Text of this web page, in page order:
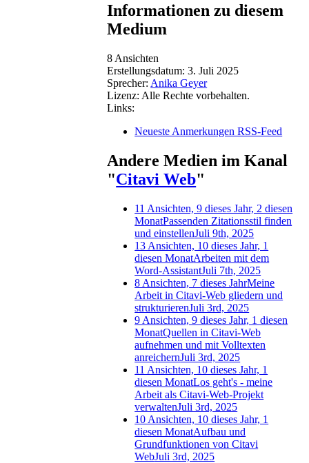
Informationen zu diesem
Medium
8 Ansichten
Erstellungsdatum: 3. Juli 2025
Sprecher: Anika Geyer
Lizenz: Alle Rechte vorbehalten.
Links:
Neueste Anmerkungen RSS-Feed
Andere Medien im Kanal
"Citavi Web"
11 Ansichten, 9 dieses Jahr, 2 diesen
MonatPassenden Zitationsstil finden
und einstellenJuli 9th, 2025
13 Ansichten, 10 dieses Jahr, 1
diesen MonatArbeiten mit dem
Word-AssistantJuli 7th, 2025
8 Ansichten, 7 dieses JahrMeine
Arbeit in Citavi-Web gliedern und
strukturierenJuli 3rd, 2025
9 Ansichten, 9 dieses Jahr, 1 diesen
MonatQuellen in Citavi-Web
aufnehmen und mit Volltexten
anreichernJuli 3rd, 2025
11 Ansichten, 10 dieses Jahr, 1
diesen MonatLos geht's - meine
Arbeit als Citavi-Web-Projekt
verwaltenJuli 3rd, 2025
10 Ansichten, 10 dieses Jahr, 1
diesen MonatAufbau und
Grundfunktionen von Citavi
WebJuli 3rd, 2025